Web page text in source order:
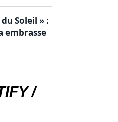
Soleil » :
embrasse
/